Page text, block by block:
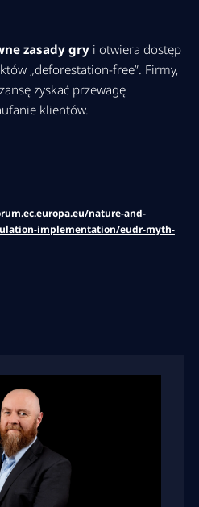
zasady gryi otwiera dostęp
„deforestation-free”. Firmy,
zyskać przewagę
klientów.
nature-and-
implementation/eudr-myth-